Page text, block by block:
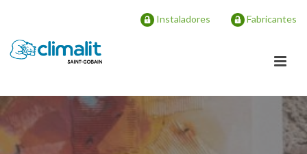
Fabricantes
Instaladores